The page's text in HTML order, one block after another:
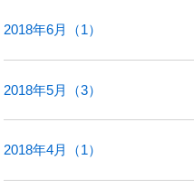
2018年6月（1）
2018年5月（3）
2018年4月（1）